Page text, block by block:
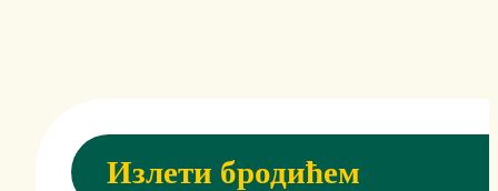
Излети бродићем